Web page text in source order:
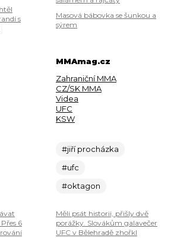
s
Masová bábovka se šunkou a
sýrem
6
MMAmag.cz
Zahraniční MMA
CZ/SK MMA
Videa
UFC
KSW
#jiří procházka
#ufc
#oktagon
Měli psát historii, přišly dvě
porážky. Slovákům galavečer
UFC v Bělehradě zhořkl